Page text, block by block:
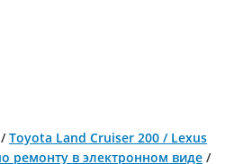
/Toyota Land Cruiser 200 / Lexus
ремонту в электронном виде /